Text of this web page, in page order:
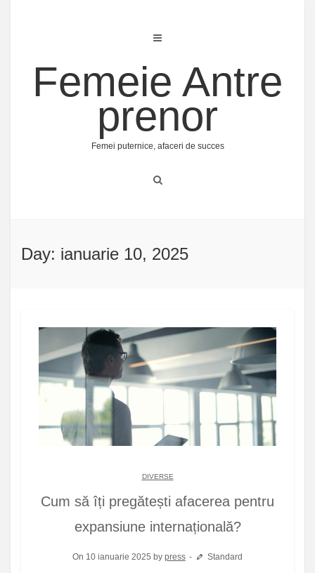
Femeie Antre
prenor
Femei puternice, afaceri de succes
Day: ianuarie 10, 2025
DIVERSE
Cum să îți pregătești afacerea pentru
expansiune internațională?
On 10 ianuarie 2025 by press Standard